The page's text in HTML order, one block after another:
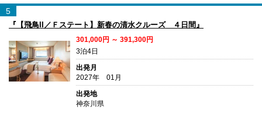
5
『【飛鳥II／Ｆステート】新春の清水クルーズ ４日間』
301,000円 ～ 391,300円
3泊4日
出発月
2027年 01月
出発地
神奈川県